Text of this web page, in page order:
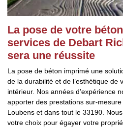
La pose de votre
services de Debart
sera une réussite
La pose de béton imprimé une
de la durabilité et de l’esthétique de
intérieur. Nos années d’expérience
apporter des prestations sur-
Loubens et dans tout le 33190.
votre choix pour égayer votre